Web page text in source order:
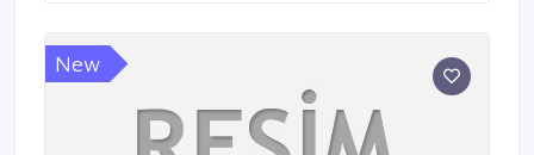
New